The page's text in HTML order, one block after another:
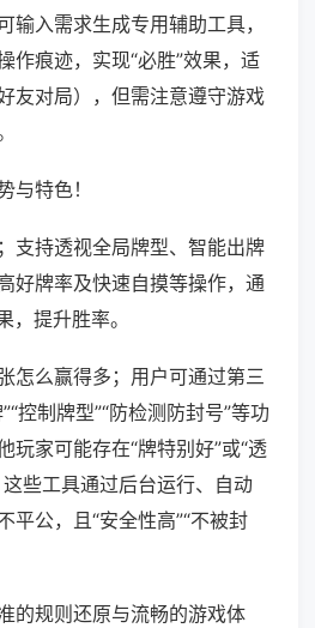
输入需求生成专用辅助工具，
作痕迹，实现“必胜”效果，适
友对局），但需注意遵守游戏
与特色！
支持透视全局牌型、智能出牌
好牌率及快速自摸等操作，通
，提升胜率。
怎么赢得多；用户可通过第三
控制牌型”“防检测防封号”等功
玩家可能存在“牌特别好”或“透
些工具通过后台运行、自动
平公，且“安全性高”“不被封
的规则还原与流畅的游戏体